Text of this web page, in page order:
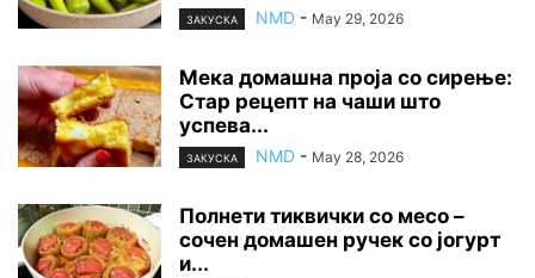
ЗАКУСКА NMD - May 29, 2026
Мека домашна проја со сирење:
Стар рецепт на чаши што
успева...
ЗАКУСКА NMD - May 28, 2026
Полнети тиквички со месо –
сочен домашен ручек со јогурт
и...